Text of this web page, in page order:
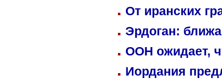
От иранских
Эрдоган:
ООН ожидает,
Иордания